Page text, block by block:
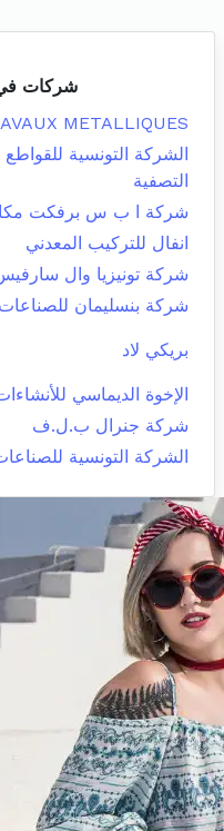
شركات
METALLIQUES
الشركة التونسية
التصفية
شركة ا ب س برفكت
انفال للتركيب المعدني
شركة تونيزيا وال
شركة بنسليمان للصناعات
بريكي لاد
الإخوة الديماسي
شركة جنرال ب.ل.ف
الشركة التونسية